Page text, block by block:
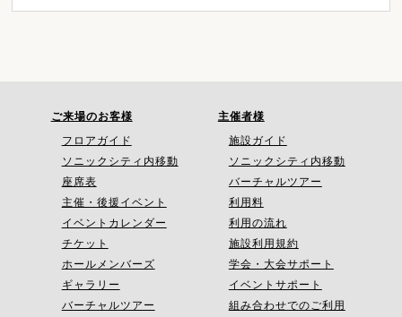
ご来場のお客様
フロアガイド
ソニックシティ内移動
座席表
主催・後援イベント
イベントカレンダー
チケット
ホールメンバーズ
ギャラリー
バーチャルツアー
主催者様
施設ガイド
ソニックシティ内移動
バーチャルツアー
利用料
利用の流れ
施設利用規約
学会・大会サポート
イベントサポート
組み合わせでのご利用